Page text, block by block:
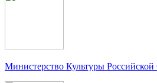
Министерство Культуры